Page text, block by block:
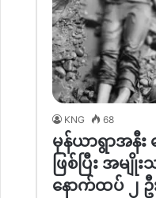
KNG 68
မုန်ယာရွာအနီ
ဖြစ်ပြီး အမျို
နောက်ထပ် ၂